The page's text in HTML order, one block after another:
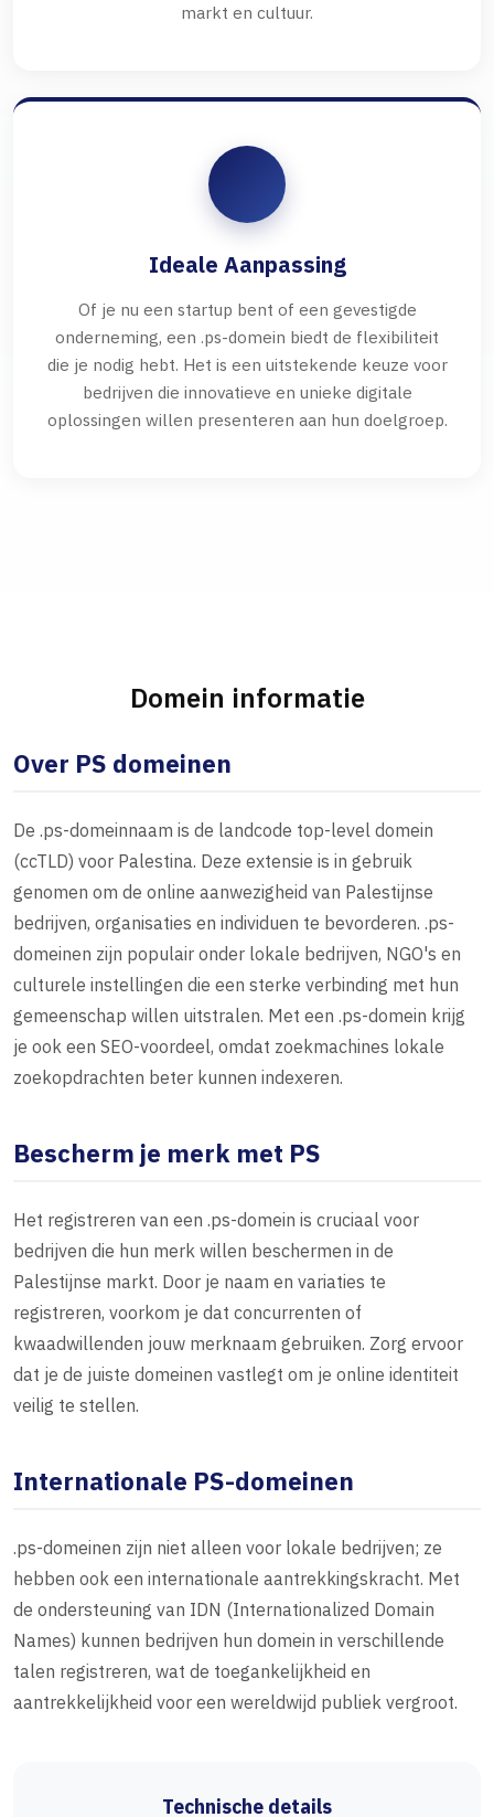
markt en cultuur.
Ideale Aanpassing
Of je nu een startup bent of een gevestigde
onderneming, een .ps-domein biedt de flexibiliteit
die je nodig hebt. Het is een uitstekende keuze voor
bedrijven die innovatieve en unieke digitale
oplossingen willen presenteren aan hun doelgroep.
Domein informatie
Over PS domeinen
De .ps-domeinnaam is de landcode top-level domein
(ccTLD) voor Palestina. Deze extensie is in gebruik
genomen om de online aanwezigheid van Palestijnse
bedrijven, organisaties en individuen te bevorderen. .ps-
domeinen zijn populair onder lokale bedrijven, NGO's en
culturele instellingen die een sterke verbinding met hun
gemeenschap willen uitstralen. Met een .ps-domein krijg
je ook een SEO-voordeel, omdat zoekmachines lokale
zoekopdrachten beter kunnen indexeren.
Bescherm je merk met PS
Het registreren van een .ps-domein is cruciaal voor
bedrijven die hun merk willen beschermen in de
Palestijnse markt. Door je naam en variaties te
registreren, voorkom je dat concurrenten of
kwaadwillenden jouw merknaam gebruiken. Zorg ervoor
dat je de juiste domeinen vastlegt om je online identiteit
veilig te stellen.
Internationale PS-domeinen
.ps-domeinen zijn niet alleen voor lokale bedrijven; ze
hebben ook een internationale aantrekkingskracht. Met
de ondersteuning van IDN (Internationalized Domain
Names) kunnen bedrijven hun domein in verschillende
talen registreren, wat de toegankelijkheid en
aantrekkelijkheid voor een wereldwijd publiek vergroot.
Technische details